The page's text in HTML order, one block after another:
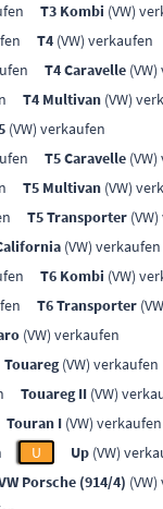
T3 Kombi (VW)
T4 (VW) verkaufen
T4 Caravelle
T4 Multivan (VW)
(VW) verkaufen
T5 Caravelle
T5 Multivan (VW)
T5 Transporter
(VW) verkaufen
T6 Kombi (VW)
T6 Transporter
(VW) verkaufen
Touareg(VW) verkaufen
Touareg II (VW)
Touran I (VW) verkaufen
U Up (VW)
Porsche (914/4)